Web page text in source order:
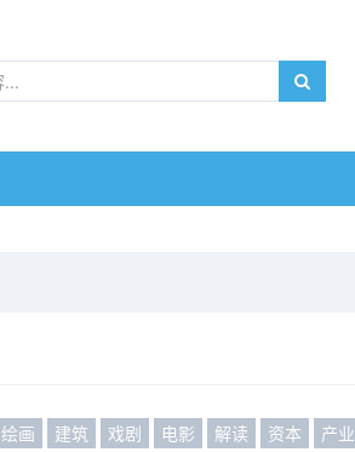
绘画 建筑 戏剧 电影 解读 资本 产业